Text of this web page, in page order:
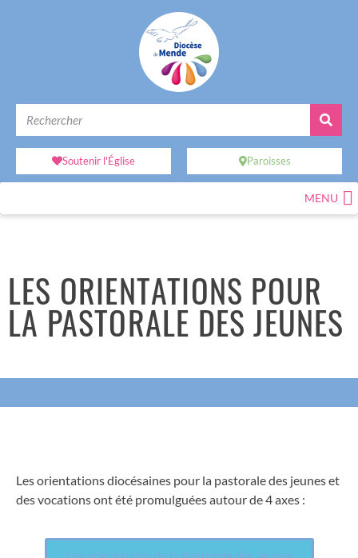
Soutenir l'Église Paroisses
MENU
LES ORIENTATIONS POUR
LA PASTORALE DES JEUNES
Les orientations diocésaines pour la pastorale des jeunes et
des vocations ont été promulguées autour de 4 axes :